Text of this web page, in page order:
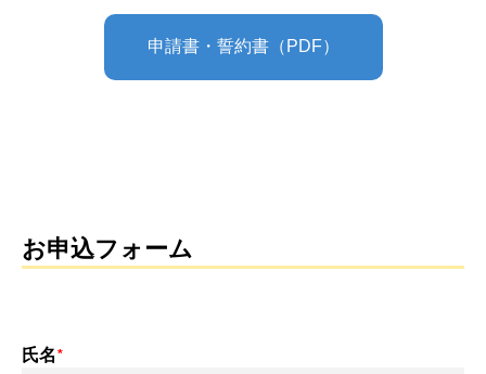
申請書・誓約書（PDF）
お申込フォーム
氏名